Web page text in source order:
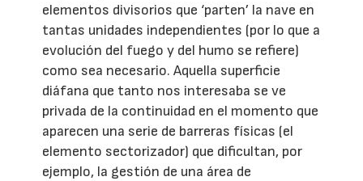
elementos divisorios que ‘parten’ la nave en
tantas unidades independientes (por lo que a
evolución del fuego y del humo se refiere)
como sea necesario. Aquella superficie
diáfana que tanto nos interesaba se ve
privada de la continuidad en el momento que
aparecen una serie de barreras físicas (el
elemento sectorizador) que dificultan, por
ejemplo, la gestión de una área de